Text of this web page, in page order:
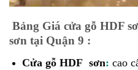
Bảng Giá cửa gỗ HDF
sơn tại Quận 9 :
Cửa gỗ HDF sơn: cao